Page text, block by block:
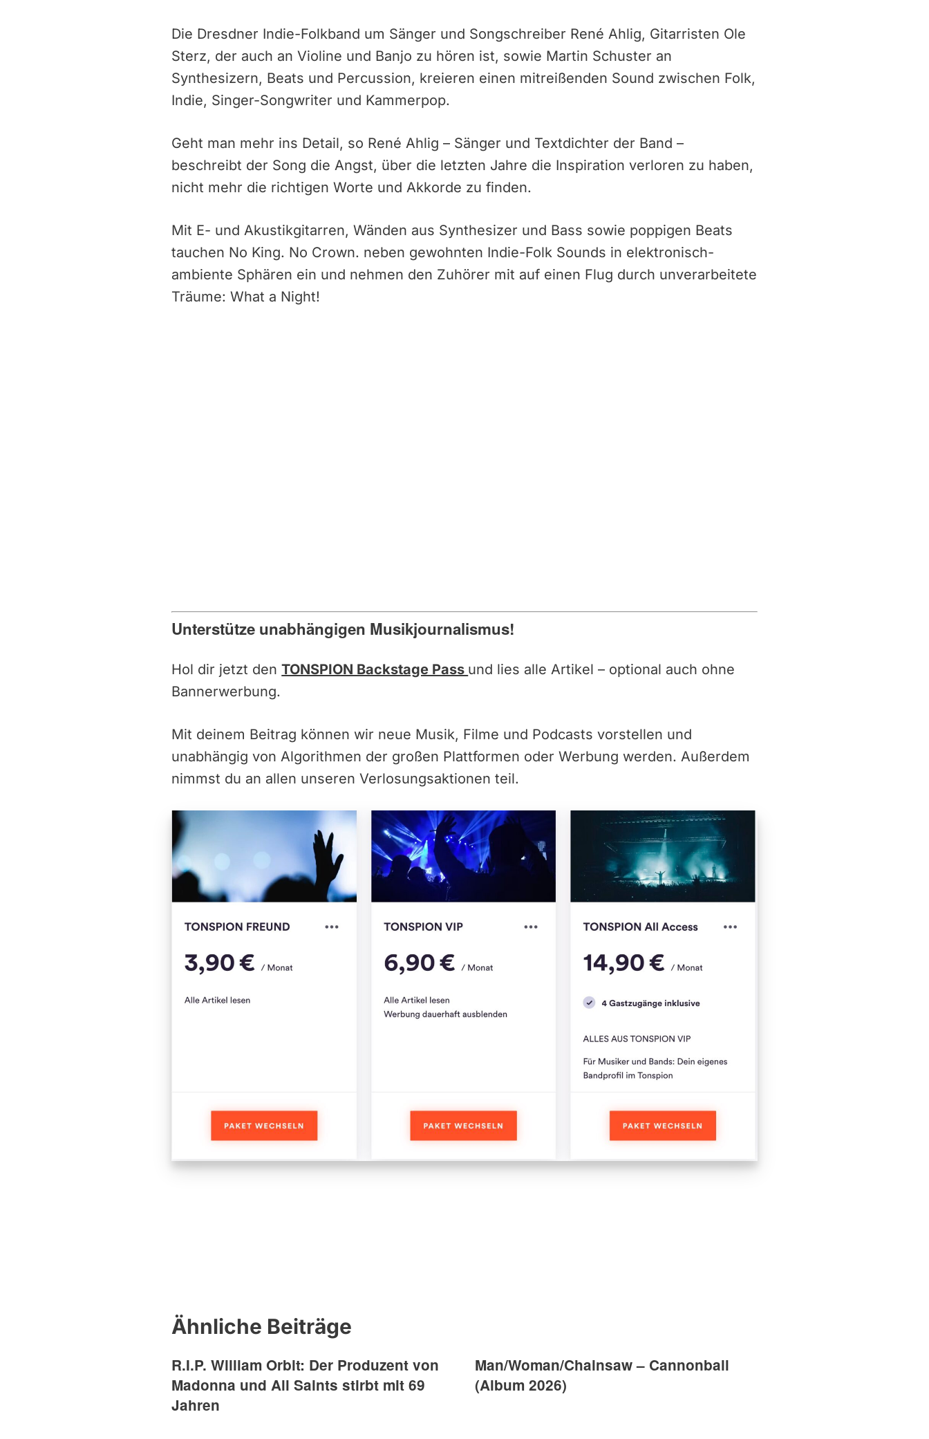
Die Dresdner Indie-Folkband um Sänger und Songschreiber René Ahlig, Gitarristen Ole
Sterz, der auch an Violine und Banjo zu hören ist, sowie Martin Schuster an
Synthesizern, Beats und Percussion, kreieren einen mitreißenden Sound zwischen Folk,
Indie, Singer-Songwriter und Kammerpop.
Geht man mehr ins Detail, so René Ahlig – Sänger und Textdichter der Band –
beschreibt der Song die Angst, über die letzten Jahre die Inspiration verloren zu haben,
nicht mehr die richtigen Worte und Akkorde zu finden.
Mit E- und Akustikgitarren, Wänden aus Synthesizer und Bass sowie poppigen Beats
tauchen No King. No Crown. neben gewohnten Indie-Folk Sounds in elektronisch-
ambiente Sphären ein und nehmen den Zuhörer mit auf einen Flug durch unverarbeitete
Träume: What a Night!
Unterstütze unabhängigen Musikjournalismus!
Hol dir jetzt denTONSPION Backstage Pass und lies alle Artikel – optional auch ohne
Bannerwerbung.
Mit deinem Beitrag können wir neue Musik, Filme und Podcasts vorstellen und
unabhängig von Algorithmen der großen Plattformen oder Werbung werden. Außerdem
nimmst du an allen unseren Verlosungsaktionen teil.
Ähnliche Beiträge
R.I.P. William Orbit: Der Produzent von
Madonna und All Saints stirbt mit 69
Jahren
Man/Woman/Chainsaw – Cannonball
(Album 2026)